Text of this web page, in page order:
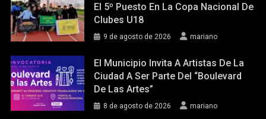
El 5º Puesto En La Copa Nacional De
Clubes U18
9 de agosto de 2026 mariano
El Municipio Invita A Artistas De La
Ciudad A Ser Parte Del “Boulevard
De Las Artes”
8 de agosto de 2026 mariano